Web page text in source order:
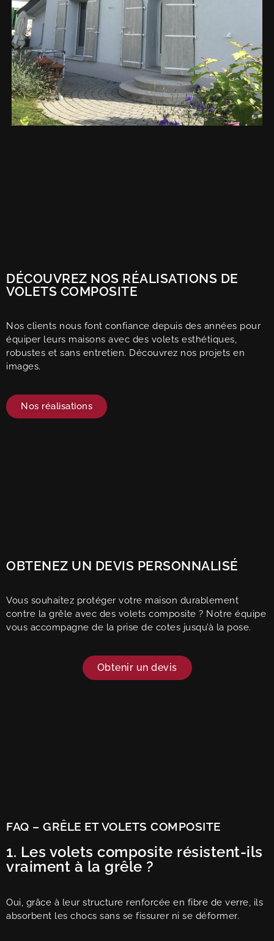
DÉCOUVREZ NOS RÉALISATIONS DE
VOLETS COMPOSITE
Nos clients nous font confiance depuis des années pour
équiper leurs maisons avec des volets esthétiques,
robustes et sans entretien. Découvrez nos projets en
images.
Nos réalisations
OBTENEZ UN DEVIS PERSONNALISÉ
Vous souhaitez protéger votre maison durablement
contre la grêle avec des volets composite ? Notre équipe
vous accompagne de la prise de cotes jusqu’à la pose.
Obtenir un devis
FAQ – GRÊLE ET VOLETS COMPOSITE
1. Les volets composite résistent-ils
vraiment à la grêle ?
Oui, grâce à leur structure renforcée en fibre de verre, ils
absorbent les chocs sans se fissurer ni se déformer.